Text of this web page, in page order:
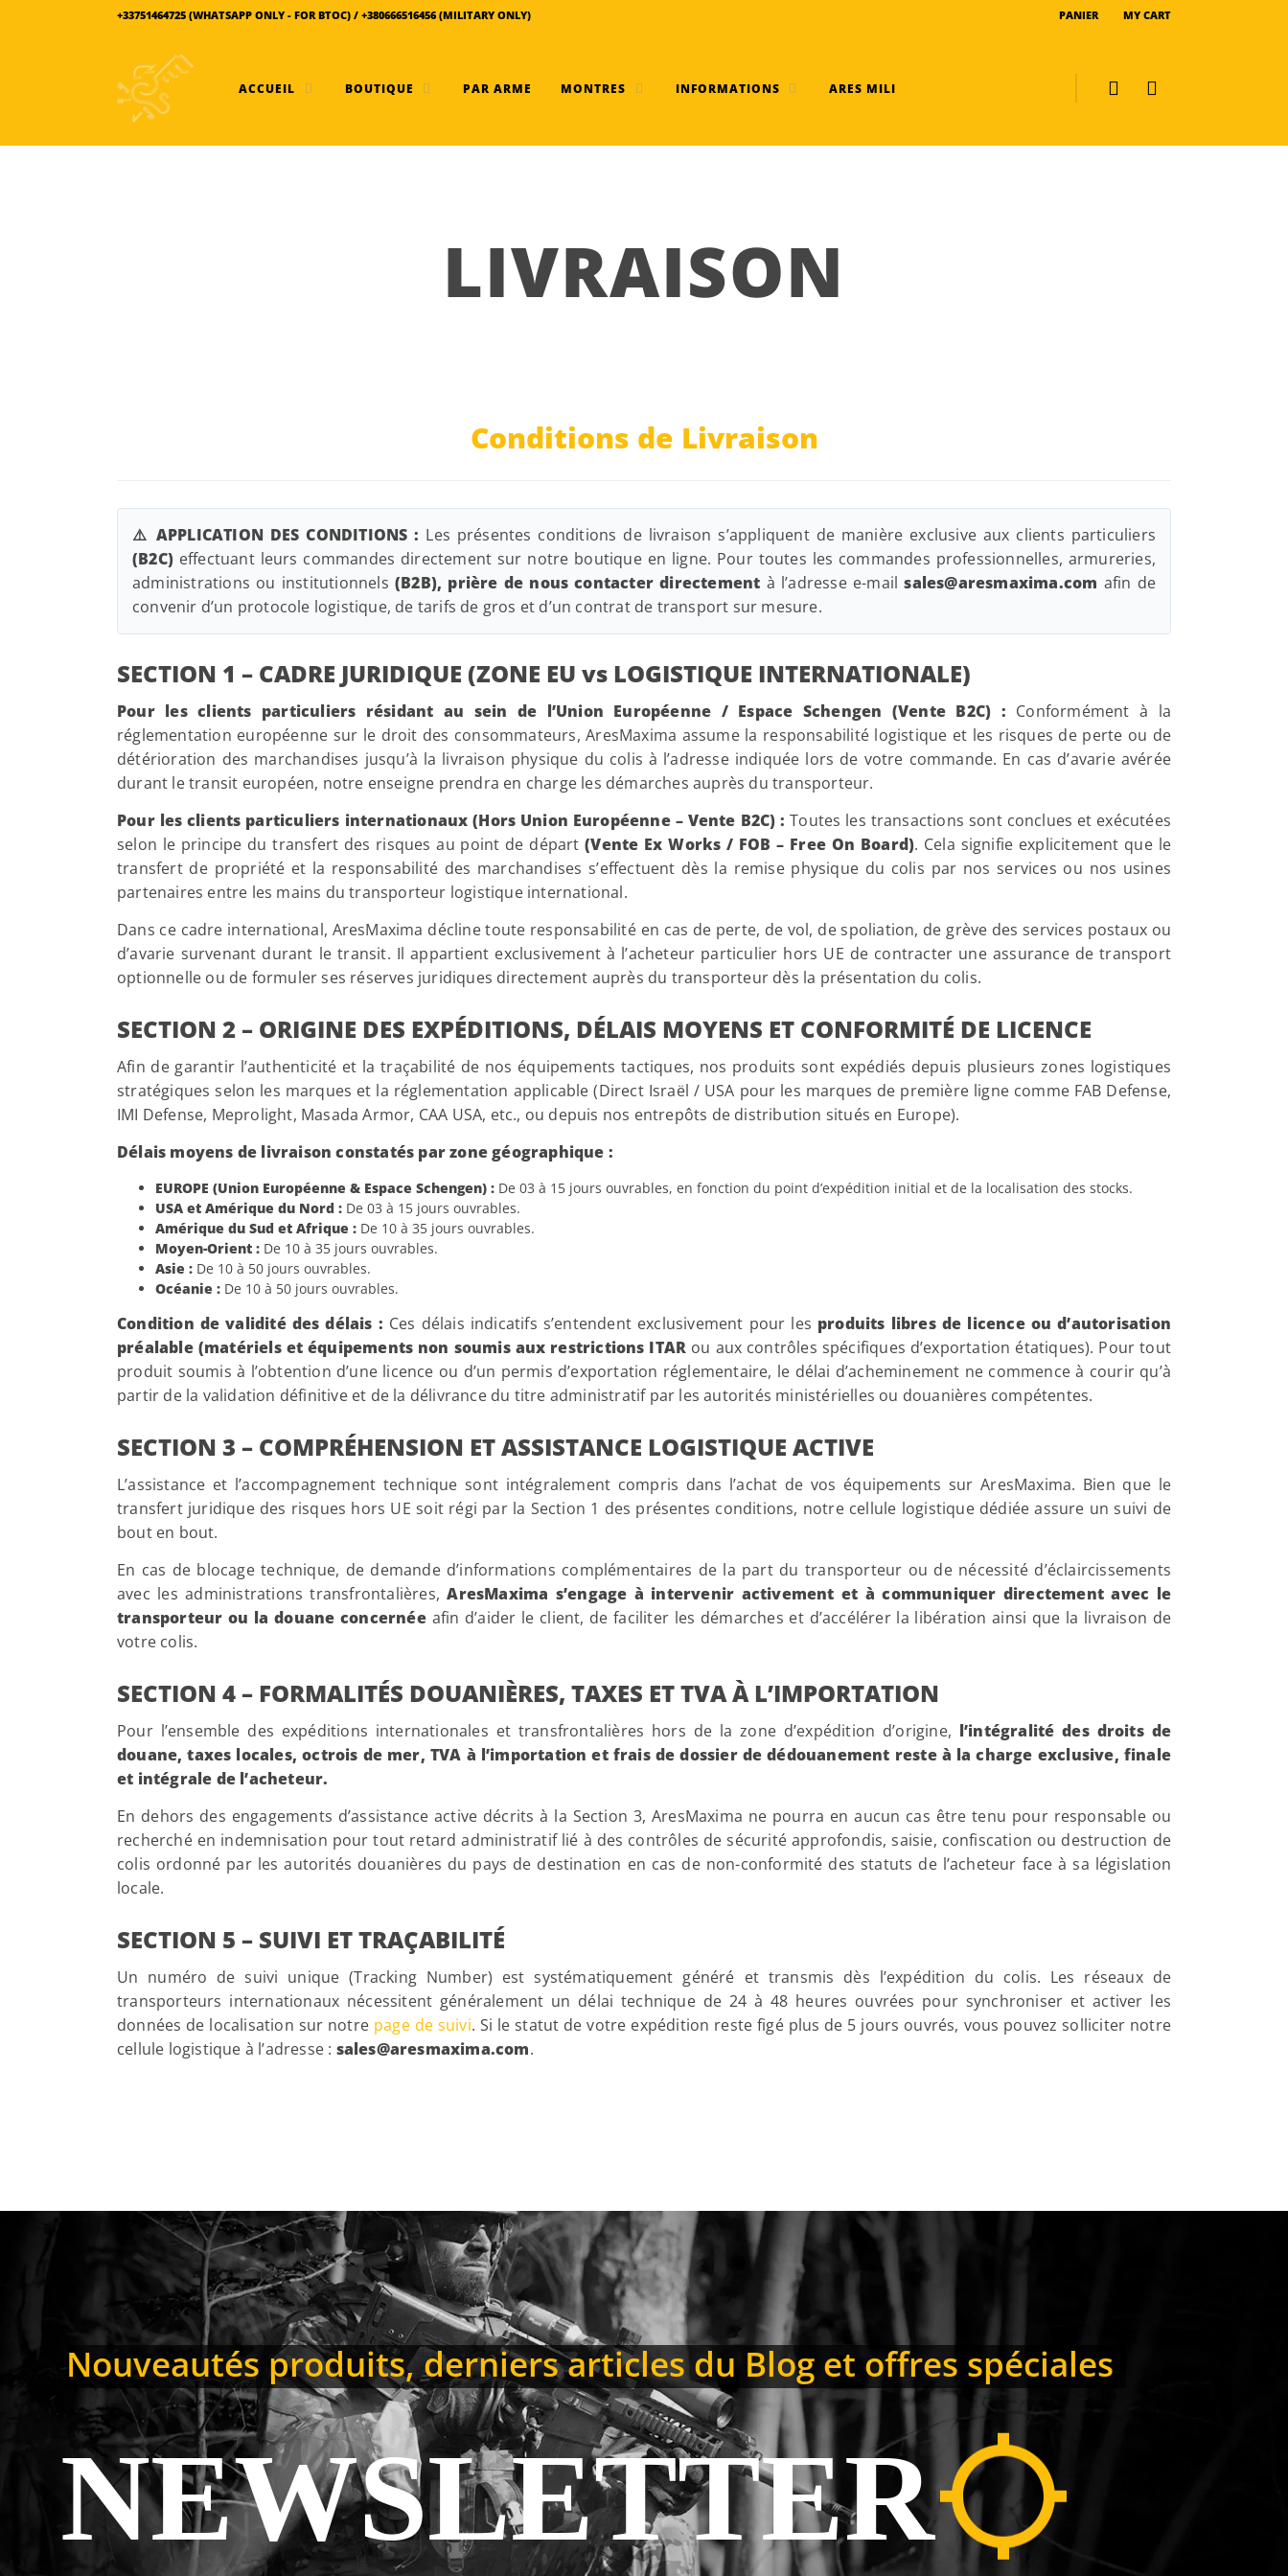
+33751464725 (WHATSAPP ONLY - FOR BTOC) / +380666516456 (MILITARY ONLY) PANIER MY CART
ACCUEIL BOUTIQUE PAR ARME MONTRES INFORMATIONS ARES MILI
LIVRAISON
Conditions de Livraison
⚠️ APPLICATION DES CONDITIONS : Les présentes conditions de livraison s’appliquent de manière exclusive aux clients particuliers
(B2C) effectuant leurs commandes directement sur notre boutique en ligne. Pour toutes les commandes professionnelles, armureries,
administrations ou institutionnels (B2B), prière de nous contacter directement à l’adresse e-mailsales@aresmaxima.com afin de
convenir d’un protocole logistique, de tarifs de gros et d’un contrat de transport sur mesure.
SECTION 1 – CADRE JURIDIQUE (ZONE EU vs LOGISTIQUE INTERNATIONALE)
Pour les clients particuliers résidant au sein de l’Union Européenne / Espace Schengen (Vente B2C) : Conformément à la
réglementation européenne sur le droit des consommateurs, AresMaxima assume la responsabilité logistique et les risques de perte ou de
détérioration des marchandises jusqu’à la livraison physique du colis à l’adresse indiquée lors de votre commande. En cas d’avarie avérée
durant le transit européen, notre enseigne prendra en charge les démarches auprès du transporteur.
Pour les clients particuliers internationaux (Hors Union Européenne – Vente B2C) : Toutes les transactions sont conclues et exécutées
selon le principe du transfert des risques au point de départ(Vente Ex Works / FOB – Free On Board). Cela signifie explicitement que le
transfert de propriété et la responsabilité des marchandises s’effectuent dès la remise physique du colis par nos services ou nos usines
partenaires entre les mains du transporteur logistique international.
Dans ce cadre international, AresMaxima décline toute responsabilité en cas de perte, de vol, de spoliation, de grève des services postaux ou
d’avarie survenant durant le transit. Il appartient exclusivement à l’acheteur particulier hors UE de contracter une assurance de transport
optionnelle ou de formuler ses réserves juridiques directement auprès du transporteur dès la présentation du colis.
SECTION 2 – ORIGINE DES EXPÉDITIONS, DÉLAIS MOYENS ET CONFORMITÉ DE LICENCE
Afin de garantir l’authenticité et la traçabilité de nos équipements tactiques, nos produits sont expédiés depuis plusieurs zones logistiques
stratégiques selon les marques et la réglementation applicable (Direct Israël / USA pour les marques de première ligne comme FAB Defense,
IMI Defense, Meprolight, Masada Armor, CAA USA, etc., ou depuis nos entrepôts de distribution situés en Europe).
Délais moyens de livraison constatés par zone géographique :
EUROPE (Union Européenne & Espace Schengen) : De 03 à 15 jours ouvrables, en fonction du point d’expédition initial et de la localisation des stocks.
USA et Amérique du Nord : De 03 à 15 jours ouvrables.
Amérique du Sud et Afrique : De 10 à 35 jours ouvrables.
Moyen-Orient : De 10 à 35 jours ouvrables.
Asie : De 10 à 50 jours ouvrables.
Océanie : De 10 à 50 jours ouvrables.
Condition de validité des délais : Ces délais indicatifs s’entendent exclusivement pour les produits libres de licence ou d’autorisation
préalable (matériels et équipements non soumis aux restrictions ITAR ou aux contrôles spécifiques d’exportation étatiques). Pour tout
produit soumis à l’obtention d’une licence ou d’un permis d’exportation réglementaire, le délai d’acheminement ne commence à courir qu’à
partir de la validation définitive et de la délivrance du titre administratif par les autorités ministérielles ou douanières compétentes.
SECTION 3 – COMPRÉHENSION ET ASSISTANCE LOGISTIQUE ACTIVE
L’assistance et l’accompagnement technique sont intégralement compris dans l’achat de vos équipements sur AresMaxima. Bien que le
transfert juridique des risques hors UE soit régi par la Section 1 des présentes conditions, notre cellule logistique dédiée assure un suivi de
bout en bout.
En cas de blocage technique, de demande d’informations complémentaires de la part du transporteur ou de nécessité d’éclaircissements
avec les administrations transfrontalières,AresMaxima s’engage à intervenir activement et à communiquer directement avec le
transporteur ou la douane concernéeafin d’aider le client, de faciliter les démarches et d’accélérer la libération ainsi que la livraison de
votre colis.
SECTION 4 – FORMALITÉS DOUANIÈRES, TAXES ET TVA À L’IMPORTATION
Pour l’ensemble des expéditions internationales et transfrontalières hors de la zone d’expédition d’origine, l’intégralité des droits de
douane, taxes locales, octrois de mer, TVA à l’importation et frais de dossier de dédouanement reste à la charge exclusive, finale
et intégrale de l’acheteur.
En dehors des engagements d’assistance active décrits à la Section 3, AresMaxima ne pourra en aucun cas être tenu pour responsable ou
recherché en indemnisation pour tout retard administratif lié à des contrôles de sécurité approfondis, saisie, confiscation ou destruction de
colis ordonné par les autorités douanières du pays de destination en cas de non-conformité des statuts de l’acheteur face à sa législation
locale.
SECTION 5 – SUIVI ET TRAÇABILITÉ
Un numéro de suivi unique (Tracking Number) est systématiquement généré et transmis dès l’expédition du colis. Les réseaux de
transporteurs internationaux nécessitent généralement un délai technique de 24 à 48 heures ouvrées pour synchroniser et activer les
données de localisation sur notre page de suivi. Si le statut de votre expédition reste figé plus de 5 jours ouvrés, vous pouvez solliciter notre
cellule logistique à l’adresse : sales@aresmaxima.com.
Nouveautés produits, derniers articles du Blog et offres spéciales
NEWSLETTER